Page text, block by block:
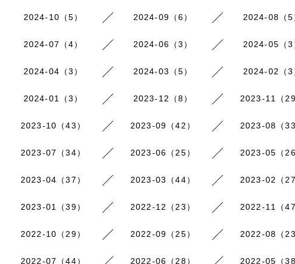
2024-10（5） 2024-09（6） 2024-08（5
2024-07（4） 2024-06（3） 2024-05（3
2024-04（3） 2024-03（5） 2024-02（3
2024-01（3） 2023-12（8） 2023-11（29
2023-10（43） 2023-09（42） 2023-08（33
2023-07（34） 2023-06（25） 2023-05（26
2023-04（37） 2023-03（44） 2023-02（27
2023-01（39） 2022-12（23） 2022-11（47
2022-10（29） 2022-09（25） 2022-08（23
2022-07（44） 2022-06（28） 2022-05（38